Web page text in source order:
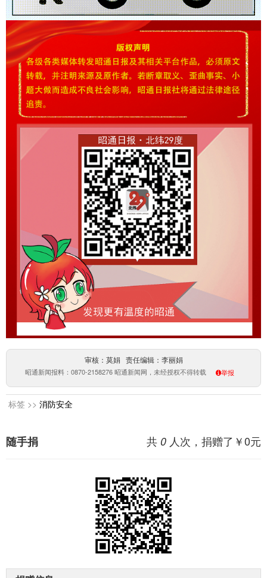
审核：莫娟 责任编辑：李丽娟
昭通新闻报料：0870-2158276 昭通新闻网，未经授权不得转载 举报
标签 >> 消防安全
共 0 人次，捐赠了￥0元
随手捐